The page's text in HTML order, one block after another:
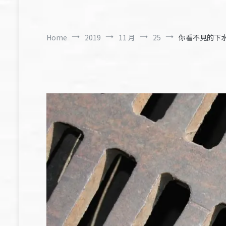
Home 2019 11 月 25 你看不見的下